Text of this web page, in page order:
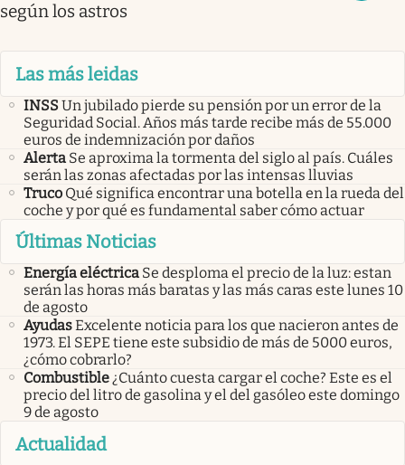
según los astros
Las más leidas
INSSUn jubilado pierde su pensión por un error de la
Seguridad Social. Años más tarde recibe más de 55.000
euros de indemnización por daños
Alerta Se aproxima la tormenta del siglo al país. Cuáles
serán las zonas afectadas por las intensas lluvias
Truco Qué significa encontrar una botella en la rueda del
coche y por qué es fundamental saber cómo actuar
Últimas Noticias
Energía eléctrica Se desploma el precio de la luz: estan
serán las horas más baratas y las más caras este lunes 10
de agosto
AyudasExcelente noticia para los que nacieron antes de
1973. El SEPE tiene este subsidio de más de 5000 euros,
¿cómo cobrarlo?
Combustible¿Cuánto cuesta cargar el coche? Este es el
precio del litro de gasolina y el del gasóleo este domingo
9 de agosto
Actualidad